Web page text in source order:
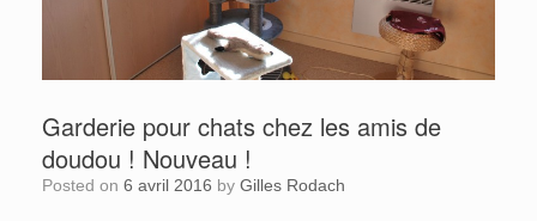
Garderie pour chats chez les amis de
doudou ! Nouveau !
Posted on 6 avril 2016 by Gilles Rodach